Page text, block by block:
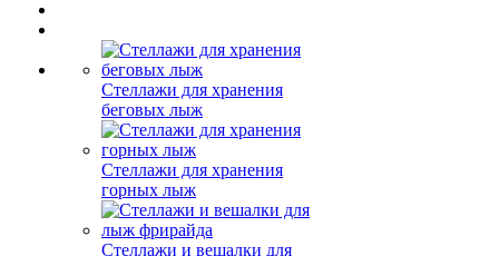
Стеллажи для хранения
беговых лыж
Стеллажи для хранения
горных лыж
Стеллажи и вешалки для